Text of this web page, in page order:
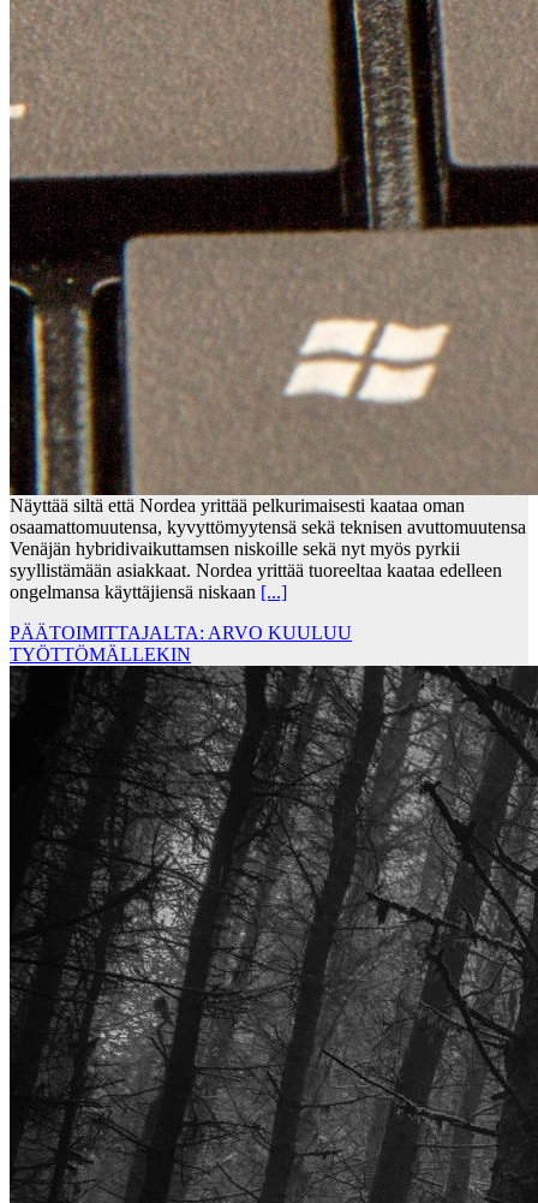
Näyttää siltä että Nordea yrittää pelkurimaisesti kaataa oman
osaamattomuutensa, kyvyttömyytensä sekä teknisen avuttomuutensa
Venäjän hybridivaikuttamsen niskoille sekä nyt myös pyrkii
syyllistämään asiakkaat. Nordea yrittää tuoreeltaa kaataa edelleen
ongelmansa käyttäjiensä niskaan [...]
PÄÄTOIMITTAJALTA: ARVO KUULUU
TYÖTTÖMÄLLEKIN